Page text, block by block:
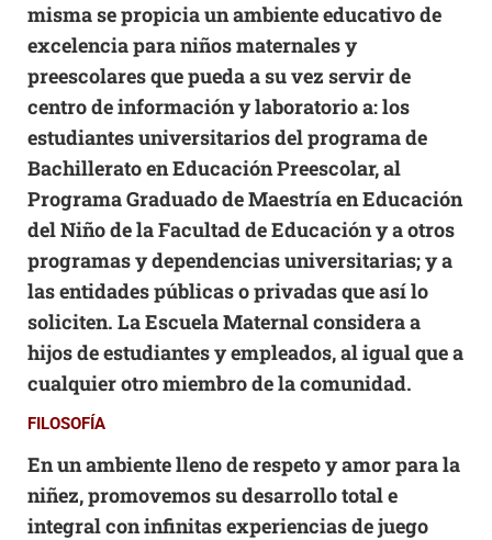
misma se propicia un ambiente educativo de
excelencia para niños maternales y
preescolares que pueda a su vez servir de
centro de información y laboratorio a: los
estudiantes universitarios del programa de
Bachillerato en Educación Preescolar, al
Programa Graduado de Maestría en Educación
del Niño de la Facultad de Educación y a otros
programas y dependencias universitarias; y a
las entidades públicas o privadas que así lo
soliciten. La Escuela Maternal considera a
hijos de estudiantes y empleados, al igual que a
cualquier otro miembro de la comunidad.
FILOSOFÍA
En un ambiente lleno de respeto y amor para la
niñez, promovemos su desarrollo total e
integral con infinitas experiencias de juego